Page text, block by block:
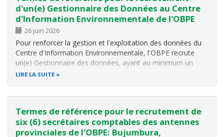
d'un(e) Gestionnaire des Données au Centre
d'Information Environnementale de l'OBPE
26 juin 2026
Pour renforcer la gestion et l'exploitation des données du
Centre d'Information Environnementale, l'OBPE recrute
un(e) Gestionnaire des données, ayant au minimum un
diplôme de Bac III en Statistique ou discipline similaire.
LIRE LA SUITE
Termes de référence pour le recrutement de
six (6) secrétaires comptables des antennes
provinciales de l'OBPE: Bujumbura,